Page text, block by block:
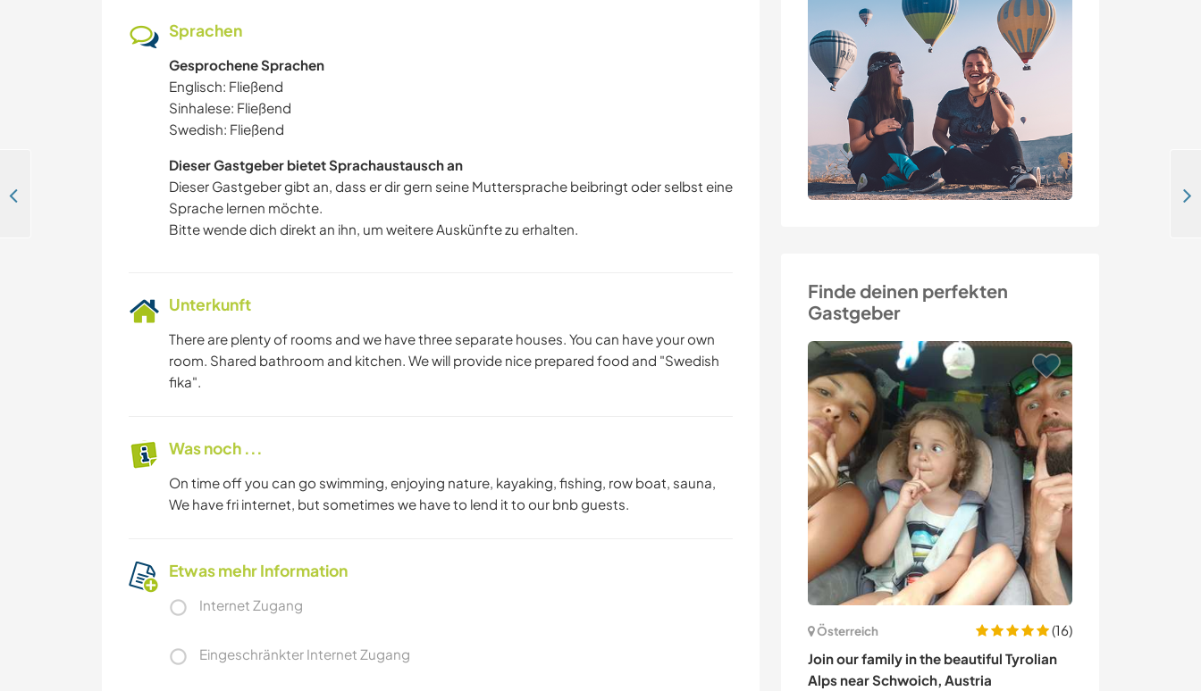
Finde deinen perfekten
Gastgeber
Österreich
(16)
Join our family in the beautiful Tyrolian
Alps near Schwoich, Austria
Sprachen
Gesprochene Sprachen
Englisch: Fließend
Sinhalese: Fließend
Swedish: Fließend
Dieser Gastgeber bietet Sprachaustausch an
Dieser Gastgeber gibt an, dass er dir gern seine Muttersprache beibringt oder selbst eine
Sprache lernen möchte.
Bitte wende dich direkt an ihn, um weitere Auskünfte zu erhalten.
Unterkunft
There are plenty of rooms and we have three separate houses. You can have your own
room. Shared bathroom and kitchen. We will provide nice prepared food and "Swedish
fika".
Was noch ...
On time off you can go swimming, enjoying nature, kayaking, fishing, row boat, sauna,
We have fri internet, but sometimes we have to lend it to our bnb guests.
Etwas mehr Information
Internet Zugang
Eingeschränkter Internet Zugang